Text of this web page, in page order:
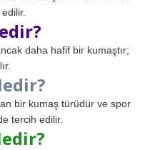
daha hafif bir kumaştır;
bir kumaş türüdür ve spor
tercih edilir.